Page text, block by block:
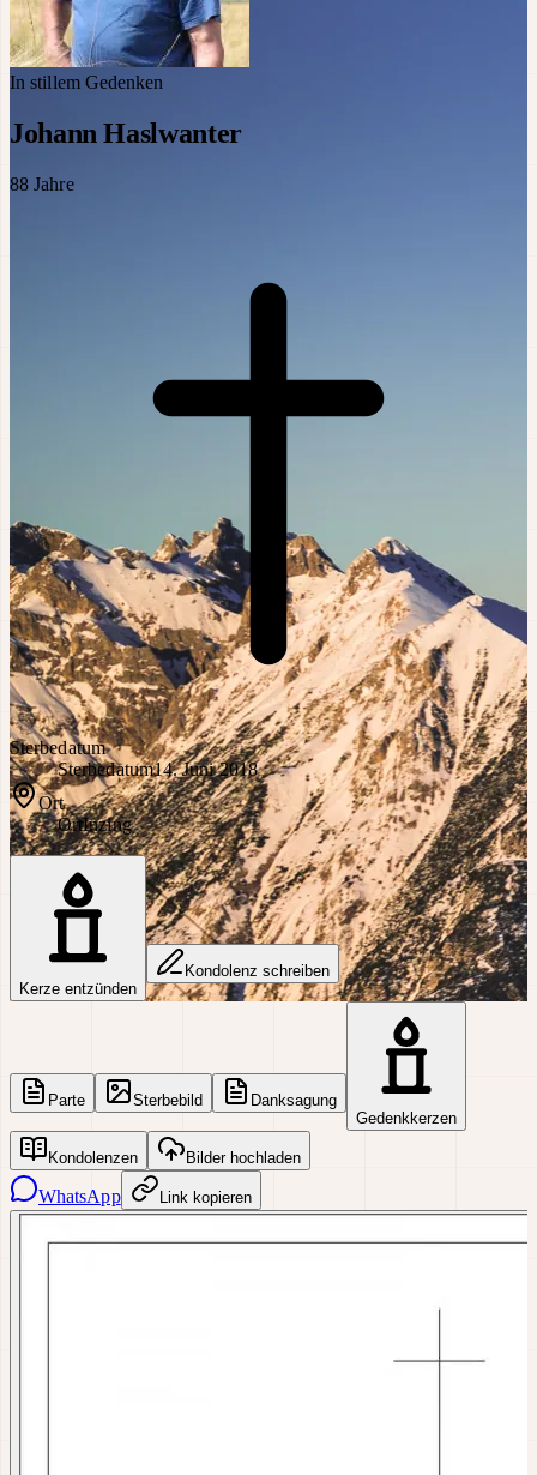
In stillem Gedenken
Johann Haslwanter
88 Jahre
Sterbedatum
Sterbedatum14. Juni 2018
Ort
OrtInzing
Kerze entzünden
Kondolenz schreiben
Parte Sterbebild
Danksagung
Gedenkkerzen
Kondolenzen Bilder hochladen
WhatsApp Link kopieren